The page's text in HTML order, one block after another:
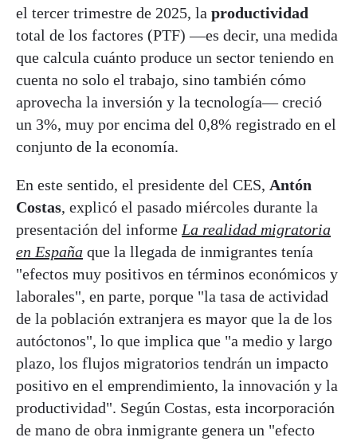
el tercer trimestre de 2025, la productividad
total de los factores (PTF) —es decir, una medida
que calcula cuánto produce un sector teniendo en
cuenta no solo el trabajo, sino también cómo
aprovecha la inversión y la tecnología— creció
un 3%, muy por encima del 0,8% registrado en el
conjunto de la economía.
En este sentido, el presidente del CES, Antón
Costas, explicó el pasado miércoles durante la
presentación del informe La realidad migratoria
en España que la llegada de inmigrantes tenía
"efectos muy positivos en términos económicos y
laborales", en parte, porque "la tasa de actividad
de la población extranjera es mayor que la de los
autóctonos", lo que implica que "a medio y largo
plazo, los flujos migratorios tendrán un impacto
positivo en el emprendimiento, la innovación y la
productividad". Según Costas, esta incorporación
de mano de obra inmigrante genera un "efecto